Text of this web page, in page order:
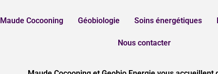
Maude Cocooning Géobiologie Soins énergétiques
Nous contacter